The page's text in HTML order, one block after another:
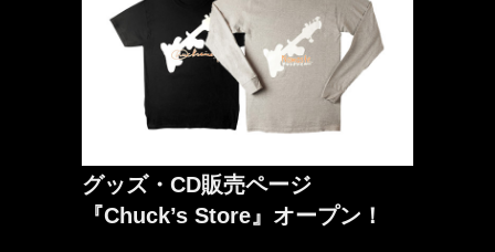
グッズ・CD販売ページ
『Chuck’s Store』オープン！